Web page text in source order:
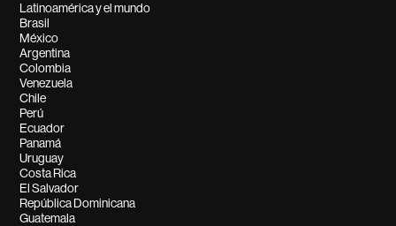
Latinoamérica y el mundo
Brasil
México
Argentina
Colombia
Venezuela
Chile
Perú
Ecuador
Panamá
Uruguay
Costa Rica
El Salvador
República Dominicana
Guatemala